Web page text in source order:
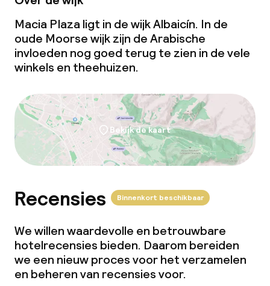
Macia Plaza ligt in de wijk Albaicín. In de
oude Moorse wijk zijn de Arabische
invloeden nog goed terug te zien in de vele
winkels en theehuizen.
Bekijk de kaart
Recensies Binnenkort beschikbaar
We willen waardevolle en betrouwbare
hotelrecensies bieden. Daarom bereiden
we een nieuw proces voor het verzamelen
en beheren van recensies voor.